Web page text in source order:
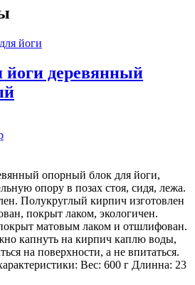
йоги
деревянный
₽. опорный блок для йоги,
опору в позах стоя, сидя, лежа.
Полукруглый кирпич изготовлен
покрыт лаком, экологичен.
матовым лаком и отшлифован.
капнуть на кирпич каплю воды,
на поверхности, а не впитаться.
Вес: 600 г Длинна: 23